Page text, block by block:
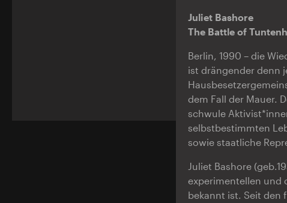
Juliet Bashore
The Battle of
Berlin, 1990 – die
ist drängender denn
dem Fall der Mauer.
schwule
selbstbestimmten
sowie staatliche
Juliet Bashore
experimentellen und
bekannt ist. Seit den